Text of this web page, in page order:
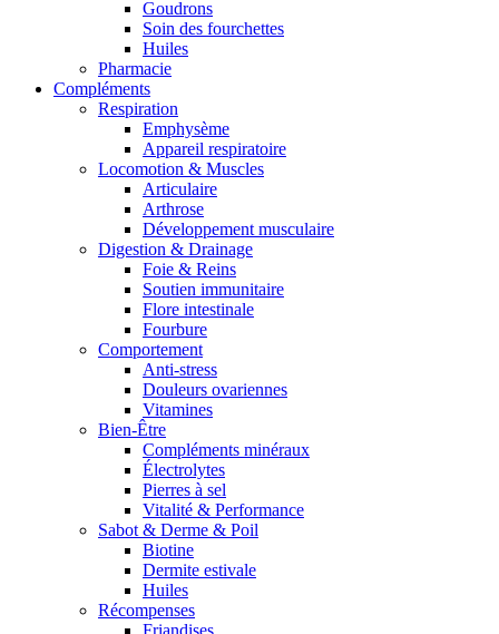
Goudrons
Soin des fourchettes
Huiles
Pharmacie
Compléments
Respiration
Emphysème
Appareil respiratoire
Locomotion & Muscles
Articulaire
Arthrose
Développement musculaire
Digestion & Drainage
Foie & Reins
Soutien immunitaire
Flore intestinale
Fourbure
Comportement
Anti-stress
Douleurs ovariennes
Vitamines
Bien-Être
Compléments minéraux
Électrolytes
Pierres à sel
Vitalité & Performance
Sabot & Derme & Poil
Biotine
Dermite estivale
Huiles
Récompenses
Friandises